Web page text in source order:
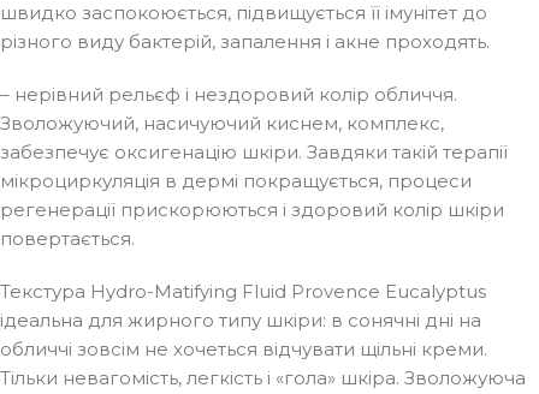
швидко заспокоюється, підвищується її імунітет до
різного виду бактерій, запалення і акне проходять.
– нерівний рельєф і нездоровий колір обличчя.
Зволожуючий, насичуючий киснем, комплекс,
забезпечує оксигенацію шкіри. Завдяки такій терапії
мікроциркуляція в дермі покращується, процеси
регенерації прискорюються і здоровий колір шкіри
повертається.
Текстура Hydro-Matifying Fluid Provence Eucalyptus
ідеальна для жирного типу шкіри: в сонячні дні на
обличчі зовсім не хочеться відчувати щільні креми.
Тільки невагомість, легкість і «гола» шкіра. Зволожуюча